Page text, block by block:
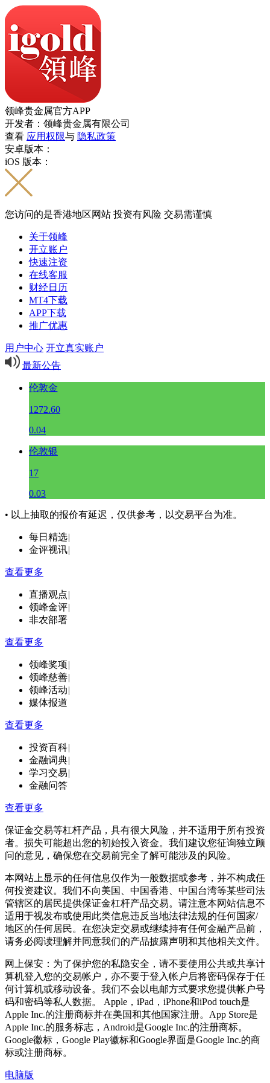
领峰贵金属官方APP
开发者：领峰贵金属有限公司
查看 应用权限与 隐私政策
安卓版本：
iOS 版本：
您访问的是香港地区网站 投资有风险 交易需谨慎
关于领峰
开立账户
快速注资
在线客服
财经日历
MT4下载
APP下载
推广优惠
用户中心 开立真实账户
最新公告
伦敦金
1272.60
0.04
伦敦银
17
0.03
• 以上抽取的报价有延迟，仅供参考，以交易平台为准。
每日精选|
金评视讯|
查看更多
直播观点|
领峰金评|
非农部署
查看更多
领峰奖项|
领峰慈善|
领峰活动|
媒体报道
查看更多
投资百科|
金融词典|
学习交易|
金融问答
查看更多
保证金交易等杠杆产品，具有很大风险，并不适用于所有投资
者。损失可能超出您的初始投入资金。我们建议您征询独立顾
问的意见，确保您在交易前完全了解可能涉及的风险。
本网站上显示的任何信息仅作为一般数据或参考，并不构成任
何投资建议。我们不向美国、中国香港、中国台湾等某些司法
管辖区的居民提供保证金杠杆产品交易。请注意本网站信息不
适用于视发布或使用此类信息违反当地法律法规的任何国家/
地区的任何居民。在您决定交易或继续持有任何金融产品前，
请务必阅读理解并同意我们的产品披露声明和其他相关文件。
网上保安：为了保护您的私隐安全，请不要使用公共或共享计
算机登入您的交易帐户，亦不要于登入帐户后将密码保存于任
何计算机或移动设备。我们不会以电邮方式要求您提供帐户号
码和密码等私人数据。 Apple，iPad，iPhone和iPod touch是
Apple Inc.的注册商标并在美国和其他国家注册。App Store是
Apple Inc.的服务标志，Android是Google Inc.的注册商标。
Google徽标，Google Play徽标和Google界面是Google Inc.的商
标或注册商标。
电脑版